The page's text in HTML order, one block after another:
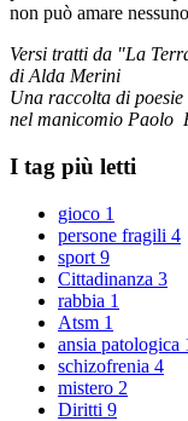
non può amare
Versi tratti da "La
di Alda Merini
Una raccolta di
nel manicomio Paolo
I tag più letti
gioco 1
persone fragili 4
sport 9
Cittadinanza 3
rabbia 1
Atsm 1
ansia patologica
schizofrenia 4
mistero 2
Diritti 9